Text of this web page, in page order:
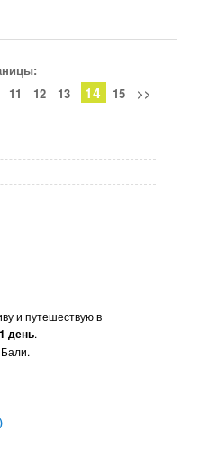
11 12 13 14 15 >>
и путешествую в
день.